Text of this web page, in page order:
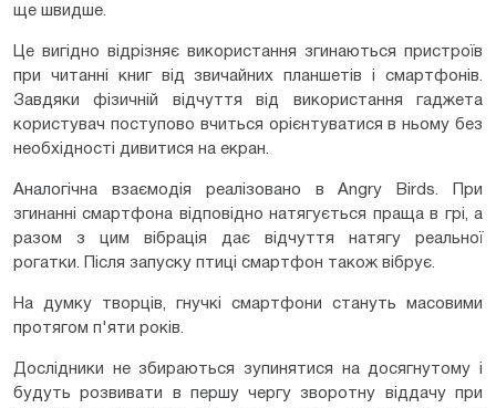
ще швидше.
Це вигідно відрізняє використання згинаються пристроїв
при читанні книг від звичайних планшетів і смартфонів.
Завдяки фізичній відчуття від використання гаджета
користувач поступово вчиться орієнтуватися в ньому без
необхідності дивитися на екран.
Аналогічна взаємодія реалізовано в Angry Birds. При
згинанні смартфона відповідно натягується праща в грі, а
разом з цим вібрація дає відчуття натягу реальної
рогатки. Після запуску птиці смартфон також вібрує.
На думку творців, гнучкі смартфони стануть масовими
протягом п'яти років.
Дослідники не збираються зупинятися на досягнутому і
будуть розвивати в першу чергу зворотну віддачу при